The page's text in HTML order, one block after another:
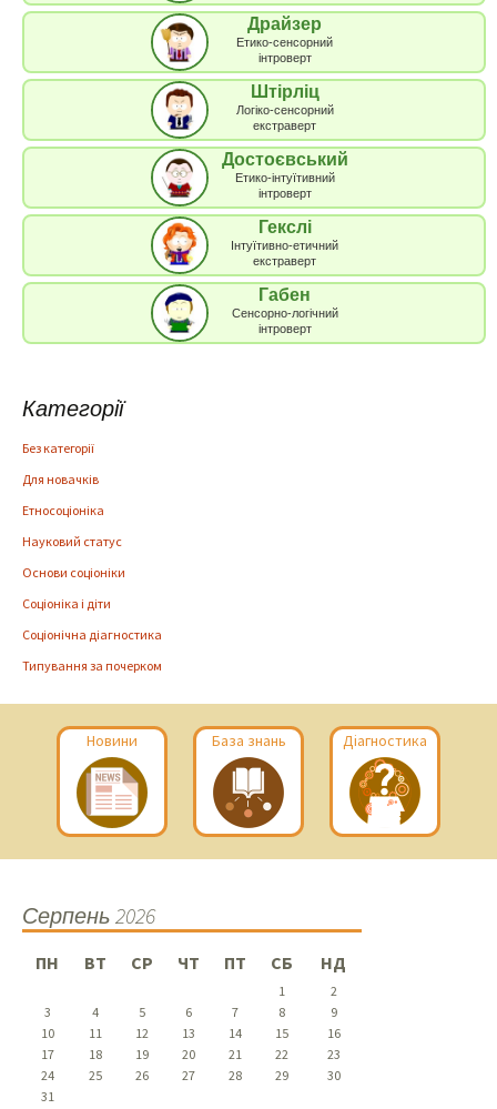
Драйзер
Етико-сенсорний
інтроверт
Штірліц
Логіко-сенсорний
екстраверт
Достоєвський
Етико-інтуїтивний
інтроверт
Гекслі
Інтуїтивно-етичний
екстраверт
Габен
Сенсорно-логічний
інтроверт
Категорії
Без категорії
Для новачків
Етносоціоніка
Науковий статус
Основи соціоніки
Соціоніка і діти
Соціонічна діагностика
Типування за почерком
Новини База знань Діагностика
Серпень 2026
ПН ВТ СР ЧТ ПТ СБ НД
1
2
3
4 5 6 7 8
9
10
11 12 13 14 15
16
17
18 19 20 21 22
23
24
25 26 27 28 29
30
31